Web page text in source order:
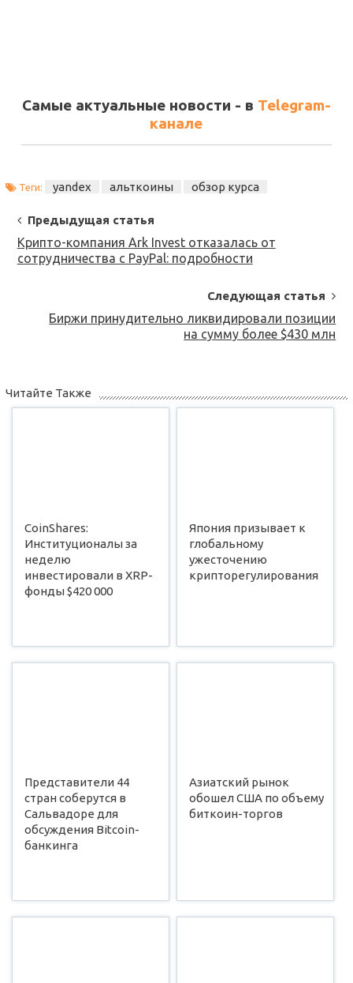
Самые актуальные новости - в Telegram-
канале
Теги: yandex альткоины обзор курса
Post
Navigation
Предыдущая статья
Крипто-компания Ark Invest отказалась от
сотрудничества с PayPal: подробности
Следующая статья
Биржи принудительно ликвидировали позиции
на сумму более $430 млн
Читайте Также
CoinShares:
Институционалы за
неделю
инвестировали в XRP-
фонды $420 000
Япония призывает к
глобальному
ужесточению
крипторегулирования
Представители 44
стран соберутся в
Сальвадоре для
обсуждения Bitcoin-
банкинга
Азиатский рынок
обошел США по объему
биткоин-торгов